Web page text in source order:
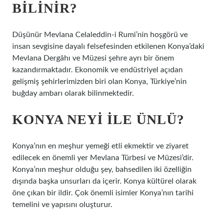
BILINIR?
Düşünür Mevlana Celaleddin-i Rumi’nin hoşgörü ve
insan sevgisine dayalı felsefesinden etkilenen Konya’daki
Mevlana Dergâhı ve Müzesi şehre ayrı bir önem
kazandırmaktadır. Ekonomik ve endüstriyel açıdan
gelişmiş şehirlerimizden biri olan Konya, Türkiye’nin
buğday ambarı olarak bilinmektedir.
KONYA NEYI ILE ÜNLÜ?
Konya’nın en meşhur yemeği etli ekmektir ve ziyaret
edilecek en önemli yer Mevlana Türbesi ve Müzesi’dir.
Konya’nın meşhur olduğu şey, bahsedilen iki özelliğin
dışında başka unsurları da içerir. Konya kültürel olarak
öne çıkan bir ildir. Çok önemli isimler Konya’nın tarihi
temelini ve yapısını oluşturur.